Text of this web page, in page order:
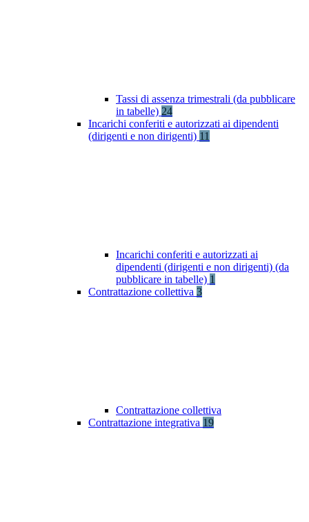
Tassi di assenza trimestrali (da pubblicare
in tabelle) 24
Incarichi conferiti e autorizzati ai dipendenti
(dirigenti e non dirigenti) 11
Incarichi conferiti e autorizzati ai
dipendenti (dirigenti e non dirigenti) (da
pubblicare in tabelle) 1
Contrattazione collettiva 3
Contrattazione collettiva
Contrattazione integrativa 19